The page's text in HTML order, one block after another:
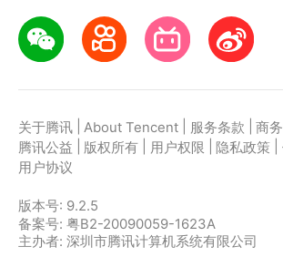
关于腾讯 About Tencent 服务条款 商
腾讯公益
版权所有 用户权限 隐私政策
用户协议
版本号: 9.2.5
备案号: 粤B2-20090059-1623A
主办者: 深圳市腾讯计算机系统有限公司